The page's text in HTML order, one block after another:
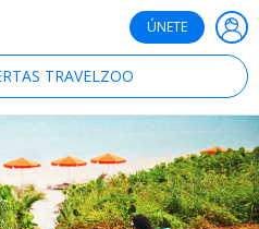
ÚNETE
TRAVELZOO